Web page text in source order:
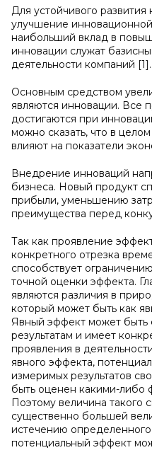
Для устойчивого
улучшение
наибольший вклад в
инновации служат
деятельности компаний [1].
Основным средством
являются инновации. Все
достигаются при
можно сказать, что в
влияют на показатели
Внедрение инноваций
бизнеса. Новый продукт
прибыли, уменьшению
преимущества перед
Так как проявление
конкретного отрезка
способствует
точной оценки эффекта.
являются различия в
который может быть как
Явный эффект может быть
результатам и имеет
проявления в
явного эффекта,
измеримых результатов
быть оценен какими-либо
Поэтому величина такого
существенно большей
истечению
потенциальный эффект